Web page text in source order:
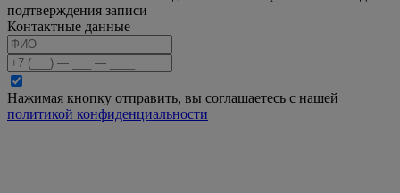
подтверждения записи
Контактные данные
Нажимая кнопку отправить, вы соглашаетесь с нашей
политикой конфиденциальности